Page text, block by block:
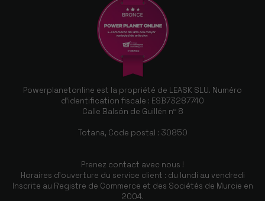
Powerplanetonline est la propriété de LEASK SLU. Numéro
d'identification fiscale : ESB73287740
Calle Balsón de Guillén nº 8
Totana, Code postal : 30850
Prenez contact avec nous !
Horaires d'ouverture du service client : du lundi au vendredi
Inscrite au Registre de Commerce et des Sociétés de Murcie en
2004.